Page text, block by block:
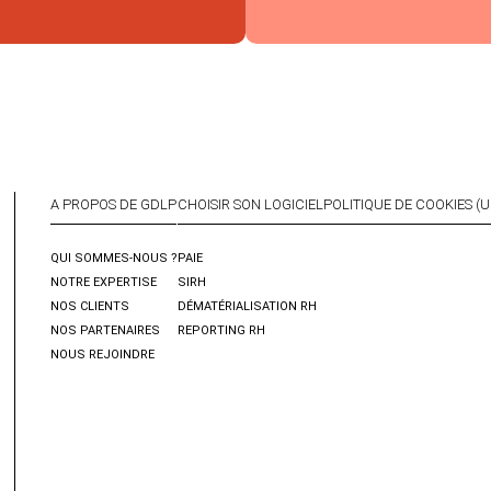
A PROPOS DE GDLP
QUI SOMMES-NOUS ?
NOTRE EXPERTISE
NOS CLIENTS
NOS PARTENAIRES
NOUS REJOINDRE
CHOISIR SON LOGICIEL
PAIE
SIRH
DÉMATÉRIALISATION RH
REPORTING RH
POLITIQUE DE COOKIES